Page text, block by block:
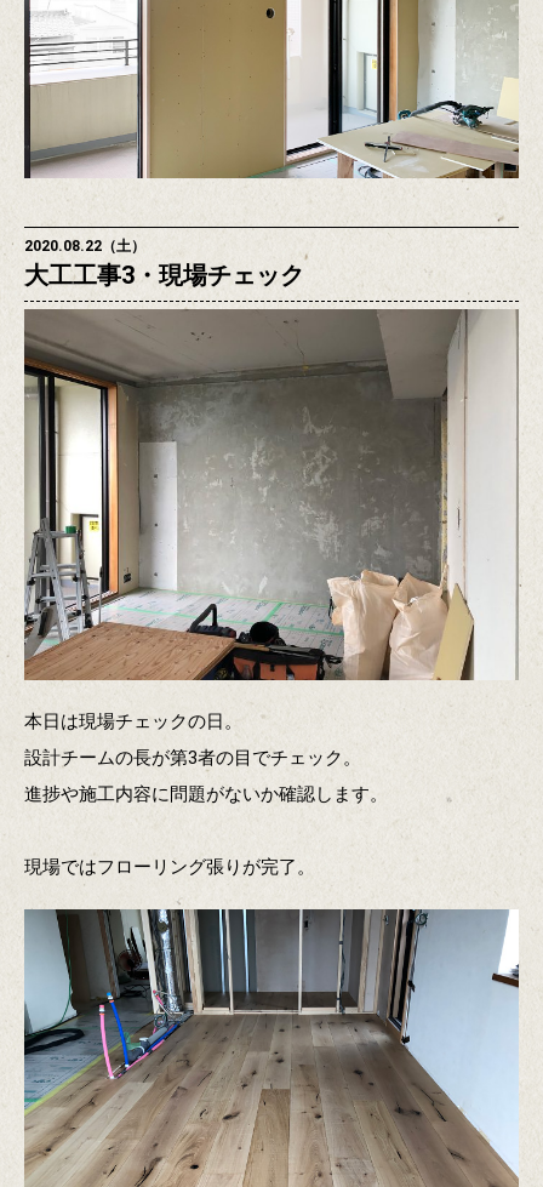
2020.08.22（土）
大工工事3・現場チェック
本日は現場チェックの日。
設計チームの長が第3者の目でチェック。
進捗や施工内容に問題がないか確認します。
現場ではフローリング張りが完了。